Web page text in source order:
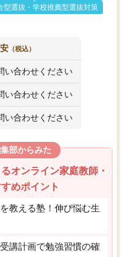
型選抜・学校推薦型選抜対策
（税込）
い合わせください
い合わせください
い合わせください
部からみた
オンライン家庭教師・
めポイント
教える塾！伸び悩む生
講計画で勉強習慣の確